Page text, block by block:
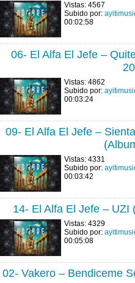
Vistas: 4567
Subido por:
00:02:58
06- El Alfa El Jefe –
Vistas: 4862
Subido por:
00:03:24
09- El Alfa El Jefe –
Vistas: 4331
Subido por:
00:03:42
14- El Alfa El Jefe – UZI
Vistas: 4329
Subido por:
00:05:08
02- Vakero – Bendiceme